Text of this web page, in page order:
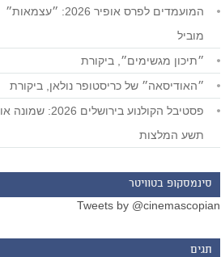
המועמדים לפרס אופיר 2026: ״עצמאות״
מוביל
״תיכון מגשימים״, ביקורת
״האודיסאה״ של כריסטופר נולאן, ביקורת
פסטיבל הקולנוע בירושלים 2026: שמונה או
תשע המלצות
סינמסקופ בטוויטר
Tweets by @cinemascopian
תגים